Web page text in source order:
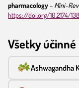
pharmacology– Mini-
https://doi.org/10.2174/
Všetky
Ashwagandha